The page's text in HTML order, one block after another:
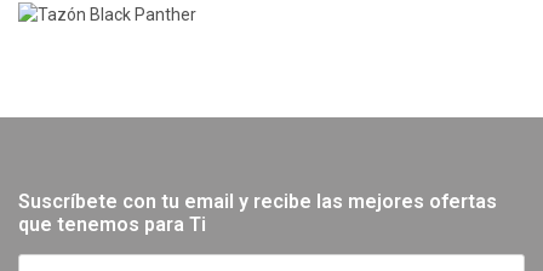
Suscríbete con tu email y recibe las mejores ofertas
que tenemos para Ti